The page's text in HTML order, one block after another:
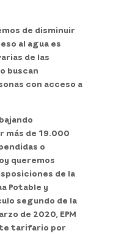
de disminuir
al agua es
de las
buscan
con acceso a
de 19.000
o
queremos
de la
Potable y
segundo de la
de 2020, EPM
tarifario por